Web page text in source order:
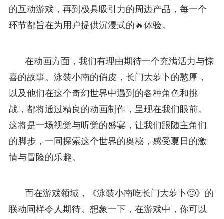
的互动游戏，再到极具吸引力的周边产品，每一个
环节都旨在为用户提供沉浸式的🔥体验。
在动画方面，我们有理由期待一个充满活力与惊
喜的故事。泳装小南的俏皮，长门大萝卜的憨厚，
以及他们在这个奇幻世界中遇到的各种角色和挑
战，都将通过精良的动画制作，呈现在我们眼前。
这将是一场视觉与听觉的盛宴，让我们跟随主角们
的脚步，一同探索这个世界的奥秘，感受夏日的激
情与冒险的乐趣。
而在游戏领域，《泳装小南吃长门大萝卜🙂》的
联动同样令人期待。想象一下，在游戏中，你可以